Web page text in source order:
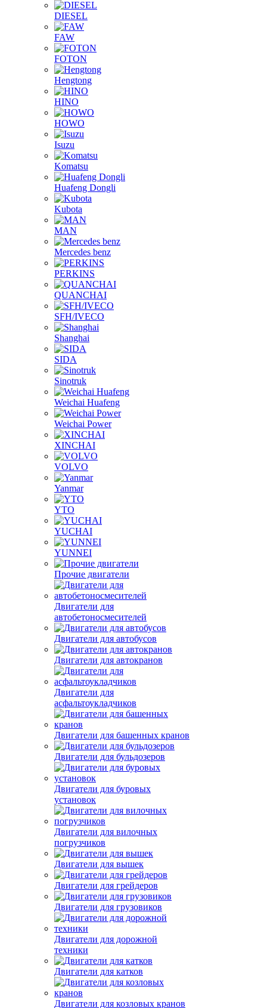
DIESEL
FAW
FOTON
Hengtong
HINO
HOWO
Isuzu
Komatsu
Huafeng Dongli
Kubota
MAN
Mercedes benz
PERKINS
QUANCHAI
SFH/IVECO
Shanghai
SIDA
Sinotruk
Weichai Huafeng
Weichai Power
XINCHAI
VOLVO
Yanmar
YTO
YUCHAI
YUNNEI
Прочие двигатели
Двигатели для
автобетоносмесителей
Двигатели для автобусов
Двигатели для автокранов
Двигатели для
асфальтоукладчиков
Двигатели для башенных кранов
Двигатели для бульдозеров
Двигатели для буровых
установок
Двигатели для вилочных
погрузчиков
Двигатели для вышек
Двигатели для грейдеров
Двигатели для грузовиков
Двигатели для дорожной
техники
Двигатели для катков
Двигатели для козловых кранов